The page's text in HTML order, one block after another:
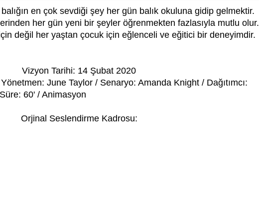
en çok sevdiği şey her gün balık okuluna gidip gelmektir.
her gün yeni bir şeyler öğrenmekten fazlasıyla mutlu olur.
değil her yaştan çocuk için eğlenceli ve eğitici bir deneyimdir.
Vizyon Tarihi: 14 Şubat 2020
June Taylor / Senaryo: Amanda Knight / Dağıtımcı:
60' / Animasyon
Orjinal Seslendirme Kadrosu: